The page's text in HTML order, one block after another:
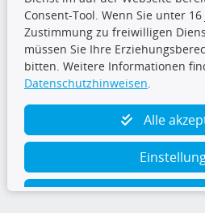
Folge uns
TecDoc Inside
Consent-Tool. Wenn Sie unter
Zustimmung zu freiwilligen
müssen Sie Ihre
bitten. Weitere Informationen
Datenschutzhinweisen
Alle